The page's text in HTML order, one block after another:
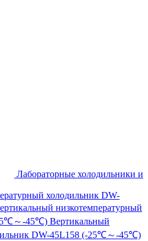
Лабораторные холодильники и
холодильник DW-
низкотемпературный
～-45℃) Вертикальный
DW-45L158 (-25℃～-45℃)